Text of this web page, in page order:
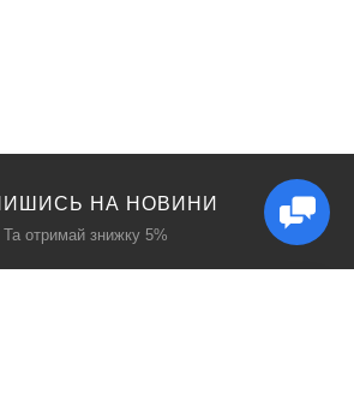
НА НОВИНИ
Та отримай знижку 5%